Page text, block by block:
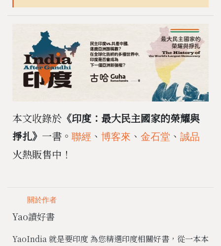
本文收錄於 《印度：最大民主國家的榮耀與
掙扎》 一書。 聯經 、 博客來 、 金石堂 、 誠品
火熱販售中！
關於作者
Yao讀好書
YaoIndia 就是要印度 為您精選印度相關好書，從一本本